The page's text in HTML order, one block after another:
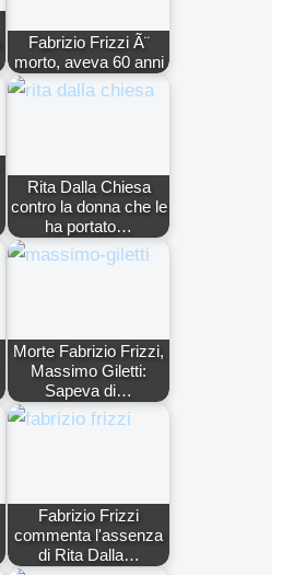
Fabrizio Frizzi Ã¨
morto, aveva 60 anni
Rita Dalla Chiesa
contro la donna che le
ha portato…
Morte Fabrizio Frizzi,
Massimo Giletti:
Sapeva di…
Fabrizio Frizzi
commenta l'assenza
di Rita Dalla…